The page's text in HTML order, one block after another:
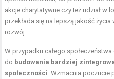
akcje charytatywne czy też udział w
przekłada się na lepszą jakość
rozwój.
W przypadku całego
do budowania bardziej
społeczności . Wzmacnia